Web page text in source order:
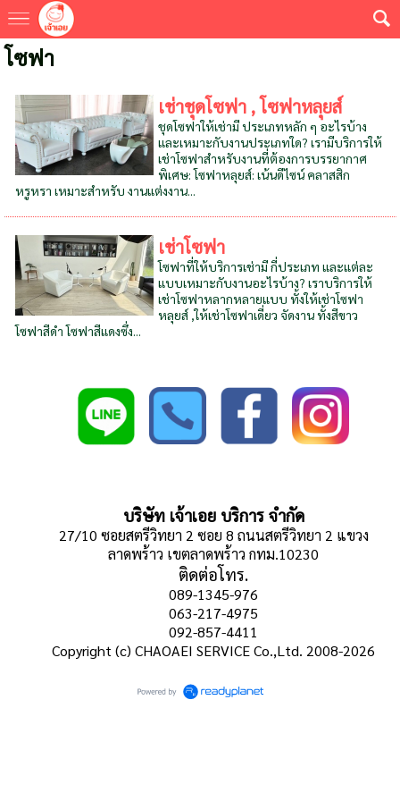
โซฟา
เช่าชุดโซฟา , โซฟาหลุยส์
ชุดโซฟาให้เช่ามี ประเภทหลัก ๆ อะไรบ้าง
และเหมาะกับงานประเภทใด? เรามีบริการให้
เช่าโซฟาสำหรับงานที่ต้องการบรรยากาศ
พิเศษ: โซฟาหลุยส์: เน้นดีไซน์ คลาสสิก
หรูหรา เหมาะสำหรับ งานแต่งงาน...
เช่าโซฟา
โซฟาที่ให้บริการเช่ามี กี่ประเภท และแต่ละ
แบบเหมาะกับงานอะไรบ้าง? เราบริการให้
เช่าโซฟาหลากหลายแบบ ทั้งให้เช่าโซฟา
หลุยส์ ,ให้เช่าโซฟาเดี่ยว จัดงาน ทั้งสีขาว
โซฟาสีดำ โซฟาสีแดงซึ่ง...
บริษัท เจ้าเอย บริการ จำกัด
27/10 ซอยสตรีวิทยา 2 ซอย 8 ถนนสตรีวิทยา 2 แขวง
ลาดพร้าว เขตลาดพร้าว กทม.10230
ติดต่อโทร.
089-1345-976
063-217-4975
092-857-4411
Copyright (c) CHAOAEI SERVICE Co.,Ltd. 2008-2026